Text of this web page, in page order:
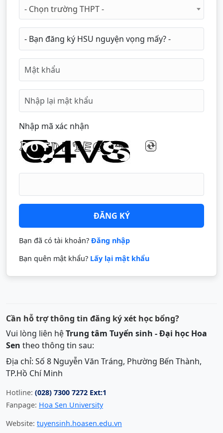
- Chọn trường THPT -
Nhập mã xác nhận
ĐĂNG KÝ
Bạn đã có tài khoản? Đăng nhập
Bạn quên mật khẩu? Lấy lại mật khẩu
Cần hỗ trợ thông tin đăng ký xét học bổng?
Vui lòng liên hệTrung tâm Tuyển sinh - Đại học Hoa
Sen theo thông tin sau:
Địa chỉ: Số 8 Nguyễn Văn Tráng, Phường Bến Thành,
TP.Hồ Chí Minh
Hotline: (028) 7300 7272 Ext:1
Fanpage: Hoa Sen University
Website: tuyensinh.hoasen.edu.vn